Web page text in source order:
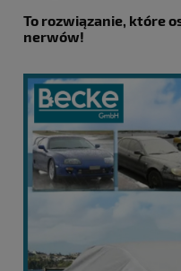
To rozwiązanie, które
nerwów!